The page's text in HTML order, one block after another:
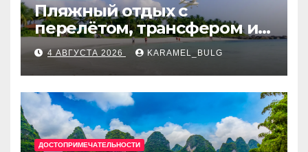
Пляжный отдых с
перелётом, трансфером и
отелем на Мальдивах, в
Турции, Греции, Таиланде
и Европе
4 АВГУСТА 2026 KARAMEL_BULG
ДОСТОПРИМЕЧАТЕЛЬНОСТИ